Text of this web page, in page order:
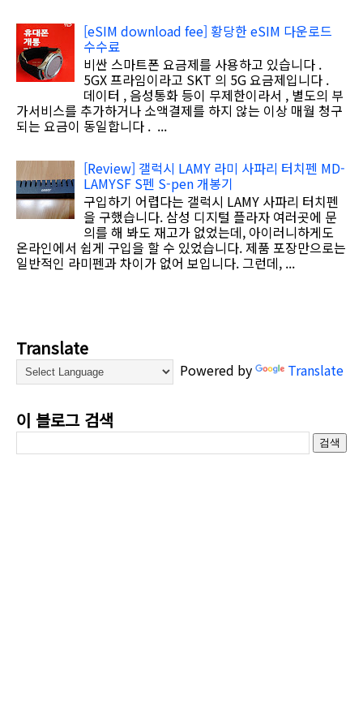
[eSIM download fee] 황당한 eSIM 다운로드
수수료
비싼 스마트폰 요금제를 사용하고 있습니다 .
5GX 프라임이라고 SKT 의 5G 요금제입니다 .
데이터 , 음성통화 등이 무제한이라서 , 별도의 부
가서비스를 추가하거나 소액결제를 하지 않는 이상 매월 청구
되는 요금이 동일합니다 . ...
[Review] 갤럭시 LAMY 라미 사파리 터치펜 MD-
LAMYSF S펜 S-pen 개봉기
구입하기 어렵다는 갤럭시 LAMY 사파리 터치펜
을 구했습니다. 삼성 디지털 플라자 여러곳에 문
의를 해 봐도 재고가 없었는데, 아이러니하게도
온라인에서 쉽게 구입을 할 수 있었습니다. 제품 포장만으로는
일반적인 라미펜과 차이가 없어 보입니다. 그런데, ...
Translate
Powered by Translate
이 블로그 검색